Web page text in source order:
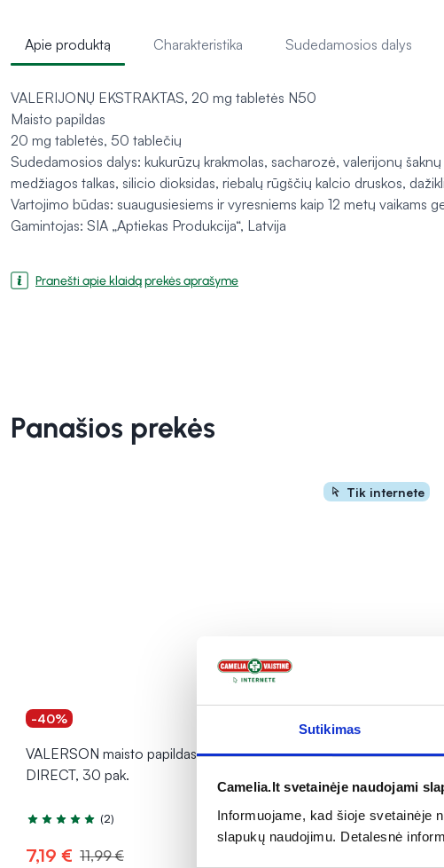
Sutikimas
Camelia.lt svetainėje naudojami
Informuojame, kad šioje svetainėje
slapukų naudojimu. Detalesnė
Apie produktą Charakteristika Sudedamosios dalys
VALERIJONŲ EKSTRAKTAS, 20 mg tabletės N50
Maisto papildas
20 mg tabletės, 50 tablečių
Sudedamosios dalys: kukurūzų krakmolas, sacharozė, valerijonų
medžiagos talkas, silicio dioksidas, riebalų rūgščių kalcio druskos,
Vartojimo būdas: suaugusiesiems ir vyresniems kaip 12 metų vaikams
Gamintojas: SIA „Aptiekas Produkcija“, Latvija
Pranešti apie klaidą prekės aprašyme
Panašios prekės
-40%
VALERSON maisto papildas miegui
DIRECT, 30 pak.
Įvertinimas 5.0 iš 5
(2)
7,19 € 11,99 €
Tik internete
RAW POWDERS
kaps.
Įvertinimas 1.0 iš 5
(1)